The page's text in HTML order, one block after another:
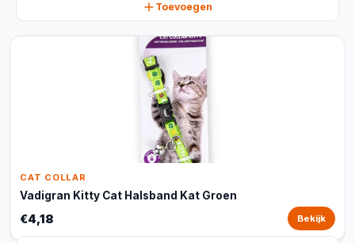
Toevoegen
CAT COLLAR
Vadigran Kitty Cat Halsband Kat Groen
€4,18 Bekijk